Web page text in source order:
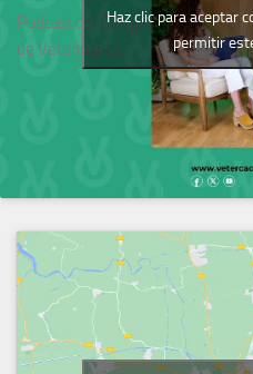
Podcast del Colegio
de Veterinarios
Haz clic para aceptar
permitir